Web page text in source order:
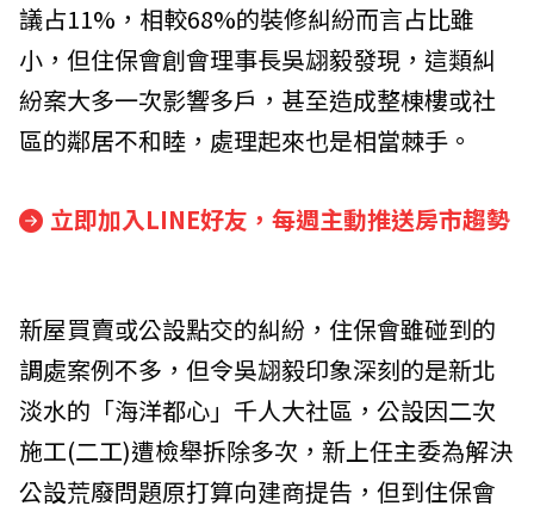
議占11%，相較68%的裝修糾紛而言占比雖
小，但住保會創會理事長吳翃毅發現，這類糾
紛案大多一次影響多戶，甚至造成整棟樓或社
區的鄰居不和睦，處理起來也是相當棘手。
立即加入LINE好友，每週主動推送房市趨勢
新屋買賣或公設點交的糾紛，住保會雖碰到的
調處案例不多，但令吳翃毅印象深刻的是新北
淡水的「海洋都心」千人大社區，公設因二次
施工(二工)遭檢舉拆除多次，新上任主委為解決
公設荒廢問題原打算向建商提告，但到住保會